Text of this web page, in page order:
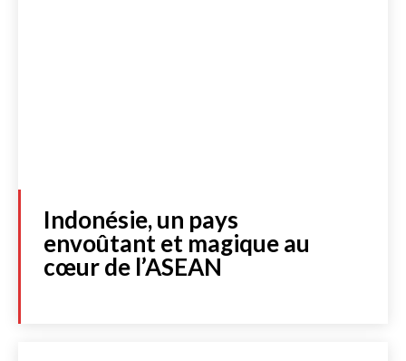
Indonésie, un pays
envoûtant et magique au
cœur de l’ASEAN